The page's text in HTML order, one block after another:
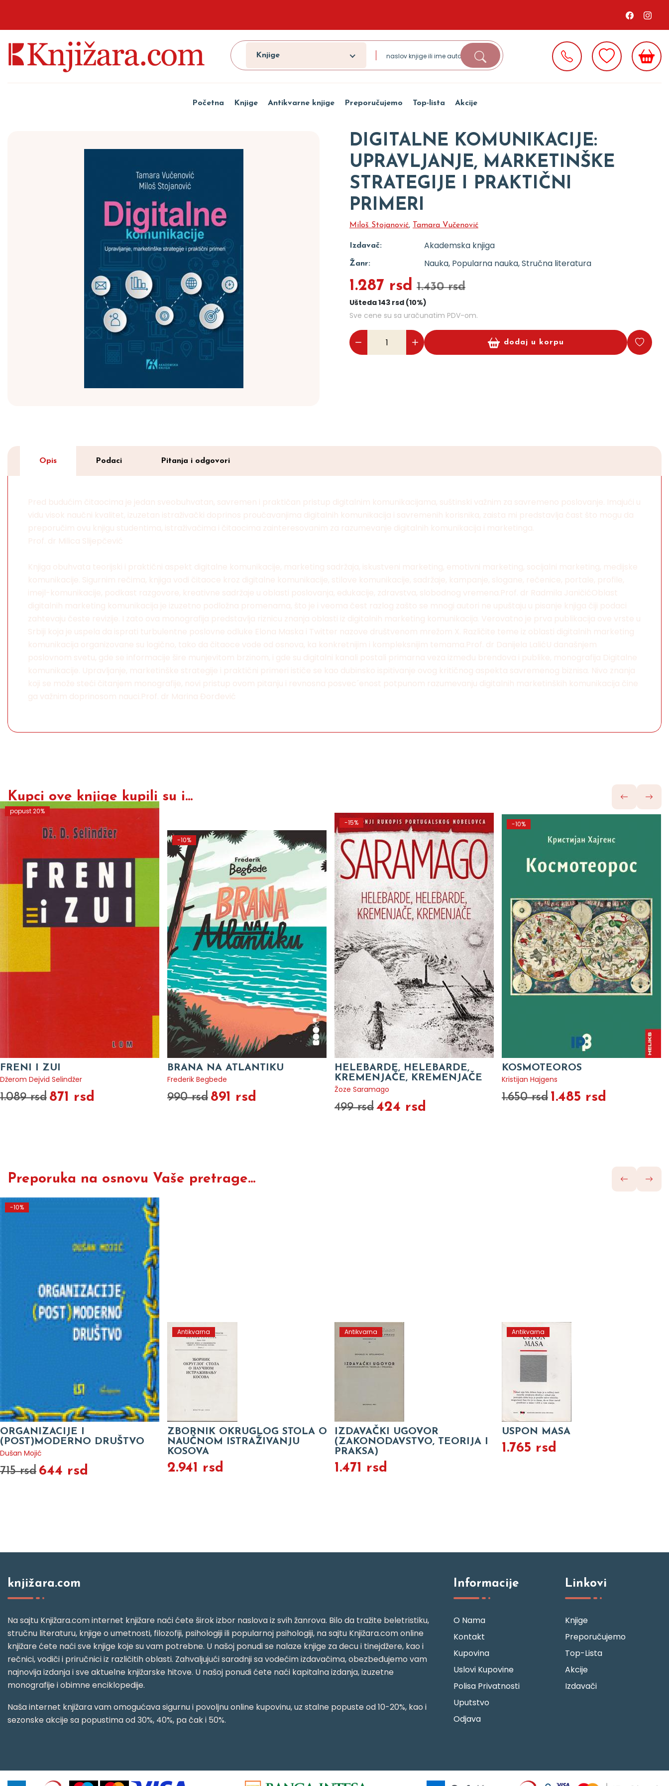
Knjige
Početna Knjige Antikvarne knjige Preporučujemo Top-lista Akcije
DIGITALNE KOMUNIKACIJE:
UPRAVLJANJE, MARKETINŠKE
STRATEGIJE I PRAKTIČNI
PRIMERI
Miloš Stojanović, Tamara Vučenović
Izdavač: Akademska knjiga
Žanr: Nauka, Popularna nauka, Stručna literatura
1.287 rsd 1.430 rsd
Ušteda 143 rsd (10%)
Sve cene su sa uračunatim PDV-om.
dodaj u korpu
Opis Podaci Pitanja i odgovori
Pred budućim čitaocima je jedan sveobuhvatan, savremen i praktičan pristup digitalnim komunikacijama, suštinski važnim za savremeno poslovanje. Imajući u
vidu visok naučni kvalitet, izuzetan istraživački doprinos proučavanjima digitalnih komunikacija i savremenih korisnika, zaista mi predstavlja čast što mogu da
preporučim ovu knjigu studentima, istraživačima i čitaocima zainteresovanim za razumevanje digitalnih komunikacija i marketinga.
Prof. dr Milica Slijepčević
Knjiga obuhvata teorijski i praktični aspekt digitalne komunikacije, marketing sadržaja, iskustveni marketing, emotivni marketing, socijalni marketing, medijske
komunikacije. Sigurnim rečima, knjiga vodi čitaoce kroz digitalne komunikacije, stilove komunikacije, sadržaje, kampanje, slogane, rečenice, portale, profile,
imejl-komunikacije, podkast razgovore, kreativne sadržaje u oblasti poslovanja, edukacije, zdravstva, slobodnog vremena.Prof. dr Radmila JaničićOblast
digitalnih marketing komunikacija je izuzetno podložna promenama, što je i veoma čest razlog zašto se mnogi autori ne upuštaju u pisanje knjiga čiji podaci
zahtevaju česte revizije. I zato ova monografija predstavlja riznicu znanja oblasti iz digitalnih marketing komunikacija. Verovatno je prva publikacija ove vrste u
Srbiji koja je uspela da isprati turbulentne poslovne odluke Elona Maska i Twitter nazove društvenom mrežom X. Različite teme iz oblasti digitalnih marketing
komunikacija organizovane su logično, tako da čitaoce vode od osnova, ka konkretnijim i kompleksnijim temama.Prof. dr Danijela LalićU današnjem
poslovnom svetu, gde se informacije šire munjevitom brzinom, i gde su digitalni kanali postali primarna veza između brendova i publike, monografija Digitalne
komunikacije. Upravljanje, marketinške strategije i praktični primeri ističe se kao dubinsko ispitivanje ovog kritičnog aspekta savremenog biznisa. Nivo znanja
koji se može steći čitanjem monografije, novi pristup ovom pitanju i revnosna posvec´enost potpunom razumevanju digitalnih marketinških komunikacija čine
ga važnim doprinosom nauci.Prof. dr Marina Đorđević
Kupci ove knjige kupili su i...
popust 20%
FRENI I ZUI
Džerom Dejvid Selindžer
1.089 rsd 871 rsd
-10%
BRANA NA ATLANTIKU
Frederik Begbede
990 rsd 891 rsd
-15%
HELEBARDE, HELEBARDE,
KREMENJAČE, KREMENJAČE
Žoze Saramago
499 rsd 424 rsd
-10%
KOSMOTEOROS
Kristijan Hajgens
1.650 rsd 1.485 rsd
Preporuka na osnovu Vaše pretrage...
-10%
ORGANIZACIJE I
(POST)MODERNO DRUŠTVO
Dušan Mojić
715 rsd 644 rsd
Antikvarna
ZBORNIK OKRUGLOG STOLA O
NAUČNOM ISTRAŽIVANJU
KOSOVA
2.941 rsd
Antikvarna
IZDAVAČKI UGOVOR
(ZAKONODAVSTVO, TEORIJA I
PRAKSA)
1.471 rsd
Antikvarna
USPON MASA
1.765 rsd
knjižara.com
Na sajtu Knjižara.com internet knjižare naći ćete širok izbor naslova iz svih žanrova. Bilo da tražite beletristiku,
stručnu literaturu, knjige o umetnosti, filozofiji, psihologiji ili popularnoj psihologiji, na sajtu Knjižara.com online
knjižare ćete naći sve knjige koje su vam potrebne. U našoj ponudi se nalaze knjige za decu i tinejdžere, kao i
rečnici, vodiči i priručnici iz različitih oblasti. Zahvaljujući saradnji sa vodećim izdavačima, obezbeđujemo vam
najnovija izdanja i sve aktuelne knjižarske hitove. U našoj ponudi ćete naći kapitalna izdanja, izuzetne
monografije i obimne enciklopedije.
Naša internet knjižara vam omogućava sigurnu i povoljnu online kupovinu, uz stalne popuste od 10-20%, kao i
sezonske akcije sa popustima od 30%, 40%, pa čak i 50%.
Informacije
O Nama
Kontakt
Kupovina
Uslovi Kupovine
Polisa Privatnosti
Uputstvo
Odjava
Linkovi
Knjige
Preporučujemo
Top-Lista
Akcije
Izdavači